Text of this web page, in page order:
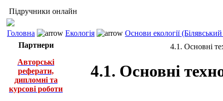
Підручники онлайн
Головна Екологія
Основи екології
Партнери
Авторські
реферати,
дипломні та
курсові роботи
4.1. Основні
4.1. Основні